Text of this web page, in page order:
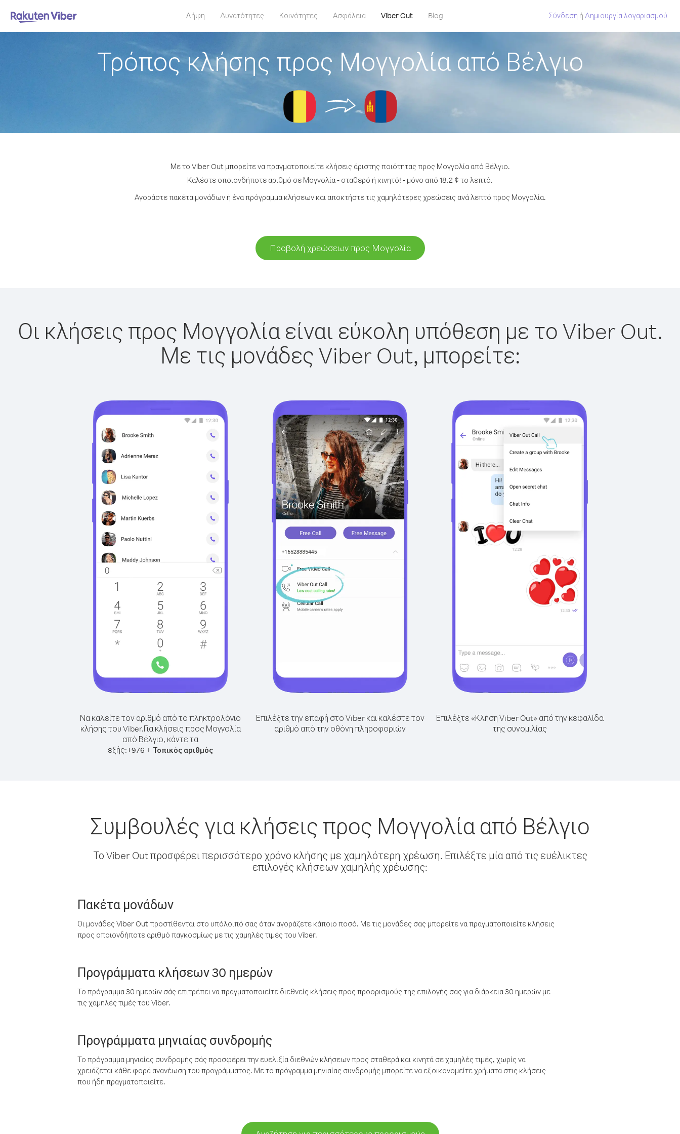
Λήψη Δυνατότητες Κοινότητες Ασφάλεια Viber Out Blog Σύνδεση ή Δημιουργία λογαριασμού
Τρόπος κλήσης προς Μογγολία από Βέλγιο
Με το Viber Out μπορείτε να πραγματοποιείτε κλήσεις άριστης ποιότητας προς Μογγολία από Βέλγιο.
Καλέστε οποιονδήποτε αριθμό σε Μογγολία - σταθερό ή κινητό! - μόνο από 18.2 ¢ το λεπτό.
Αγοράστε πακέτα μονάδων ή ένα πρόγραμμα κλήσεων και αποκτήστε τις χαμηλότερες χρεώσεις ανά λεπτό προς Μογγολία.
Προβολή χρεώσεων προς Μογγολία
Οι κλήσεις προς Μογγολία είναι εύκολη υπόθεση με το Viber Out.
Με τις μονάδες Viber Out, μπορείτε:
Να καλείτε τον αριθμό από το πληκτρολόγιο
κλήσης του Viber.Για κλήσεις προς Μογγολία
από Βέλγιο, κάντε τα
εξής:+976 + Τοπικός αριθμός
Επιλέξτε την επαφή στο Viber και καλέστε τον
αριθμό από την οθόνη πληροφοριών
Επιλέξτε «Κλήση Viber Out» από την κεφαλίδα
της συνομιλίας
Συμβουλές για κλήσεις προς Μογγολία από Βέλγιο
Το Viber Out προσφέρει περισσότερο χρόνο κλήσης με χαμηλότερη χρέωση. Επιλέξτε μία από τις ευέλικτες
επιλογές κλήσεων χαμηλής χρέωσης:
Πακέτα μονάδων
Οι μονάδες Viber Out προστίθενται στο υπόλοιπό σας όταν αγοράζετε κάποιο ποσό. Με τις μονάδες σας μπορείτε να πραγματοποιείτε κλήσεις
προς οποιονδήποτε αριθμό παγκοσμίως με τις χαμηλές τιμές του Viber.
Προγράμματα κλήσεων 30 ημερών
Το πρόγραμμα 30 ημερών σάς επιτρέπει να πραγματοποιείτε διεθνείς κλήσεις προς προορισμούς της επιλογής σας για διάρκεια 30 ημερών με
τις χαμηλές τιμές του Viber.
Προγράμματα μηνιαίας συνδρομής
Το πρόγραμμα μηνιαίας συνδρομής σάς προσφέρει την ευελιξία διεθνών κλήσεων προς σταθερά και κινητά σε χαμηλές τιμές, χωρίς να
χρειάζεται κάθε φορά ανανέωση του προγράμματος. Με το πρόγραμμα μηνιαίας συνδρομής μπορείτε να εξοικονομείτε χρήματα στις κλήσεις
που ήδη πραγματοποιείτε.